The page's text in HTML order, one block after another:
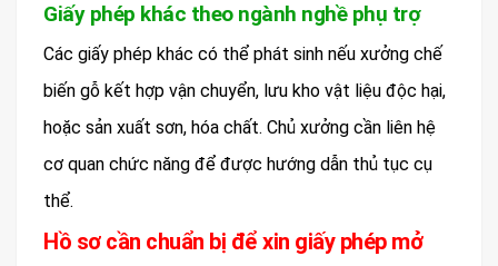
Giấy phép khác theo ngành nghề phụ trợ
Các giấy phép khác có thể phát sinh nếu xưởng chế
biến gỗ kết hợp vận chuyển, lưu kho vật liệu độc hại,
hoặc sản xuất sơn, hóa chất. Chủ xưởng cần liên hệ
cơ quan chức năng để được hướng dẫn thủ tục cụ
thể.
Hồ sơ cần chuẩn bị để xin giấy phép mở